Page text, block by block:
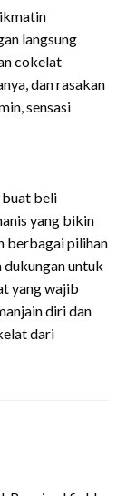
langsung
cokelat
dan rasakan
sensasi
buat beli
yang bikin
berbagai pilihan
dukungan untuk
yang wajib
diri dan
dari